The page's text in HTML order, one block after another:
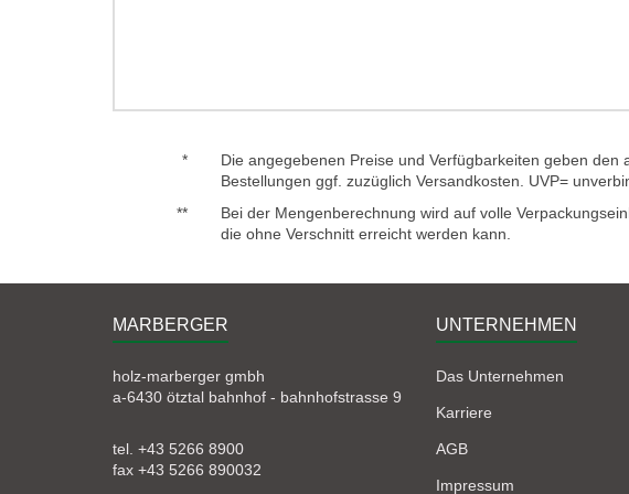
*
Die angegebenen Preise und Verfügbarkeiten geben
Bestellungen ggf. zuzüglich Versandkosten. UVP=
**
Bei der Mengenberechnung wird auf volle
die ohne Verschnitt erreicht werden kann.
MARBERGER
holz-marberger gmbh
a-6430 ötztal bahnhof - bahnhofstrasse 9
tel. +43 5266 8900
fax +43 5266 890032
UNTERNEHMEN
Das Unternehmen
Karriere
AGB
Impressum